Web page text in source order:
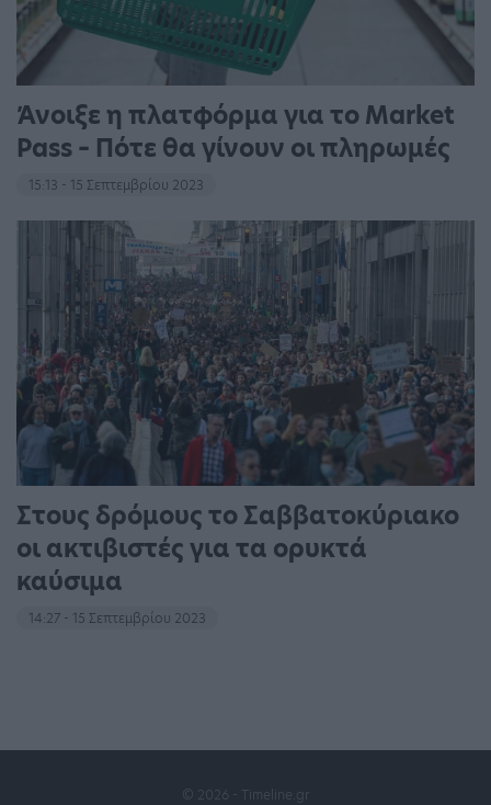
Άνοιξε η πλατφόρμα για το Market
Pass – Πότε θα γίνουν οι πληρωμές
15:13 - 15 Σεπτεμβρίου 2023
Στους δρόμους το Σαββατοκύριακο
οι ακτιβιστές για τα ορυκτά
καύσιμα
14:27 - 15 Σεπτεμβρίου 2023
© 2026 - Timeline.gr